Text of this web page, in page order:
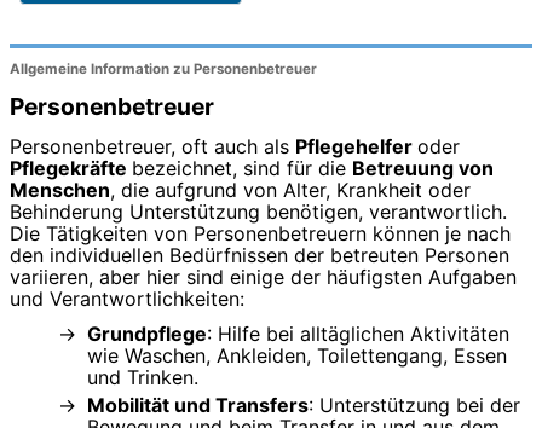
Allgemeine Information zu Personenbetreuer
Personenbetreuer
Personenbetreuer, oft auch als Pflegehelfer oder
Pflegekräfte bezeichnet, sind für die Betreuung von
Menschen, die aufgrund von Alter, Krankheit oder
Behinderung Unterstützung benötigen, verantwortlich.
Die Tätigkeiten von Personenbetreuern können je nach
den individuellen Bedürfnissen der betreuten Personen
variieren, aber hier sind einige der häufigsten Aufgaben
und Verantwortlichkeiten:
Grundpflege: Hilfe bei alltäglichen Aktivitäten
wie Waschen, Ankleiden, Toilettengang, Essen
und Trinken.
Mobilität und Transfers: Unterstützung bei der